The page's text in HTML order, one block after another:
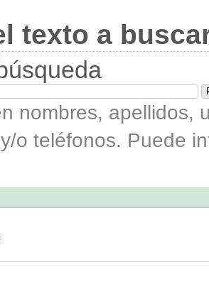
texto a
nombres, apellidos,
o teléfonos. Puede